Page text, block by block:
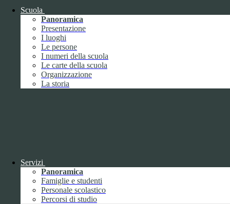
Scuola
Panoramica
Presentazione
I luoghi
Le persone
I numeri della scuola
Le carte della scuola
Organizzazione
La storia
Servizi
Panoramica
Famiglie e studenti
Personale scolastico
Percorsi di studio
Bandi di concorso
Bandi di concorso (da pubblicare in
tabelle)
Performance1